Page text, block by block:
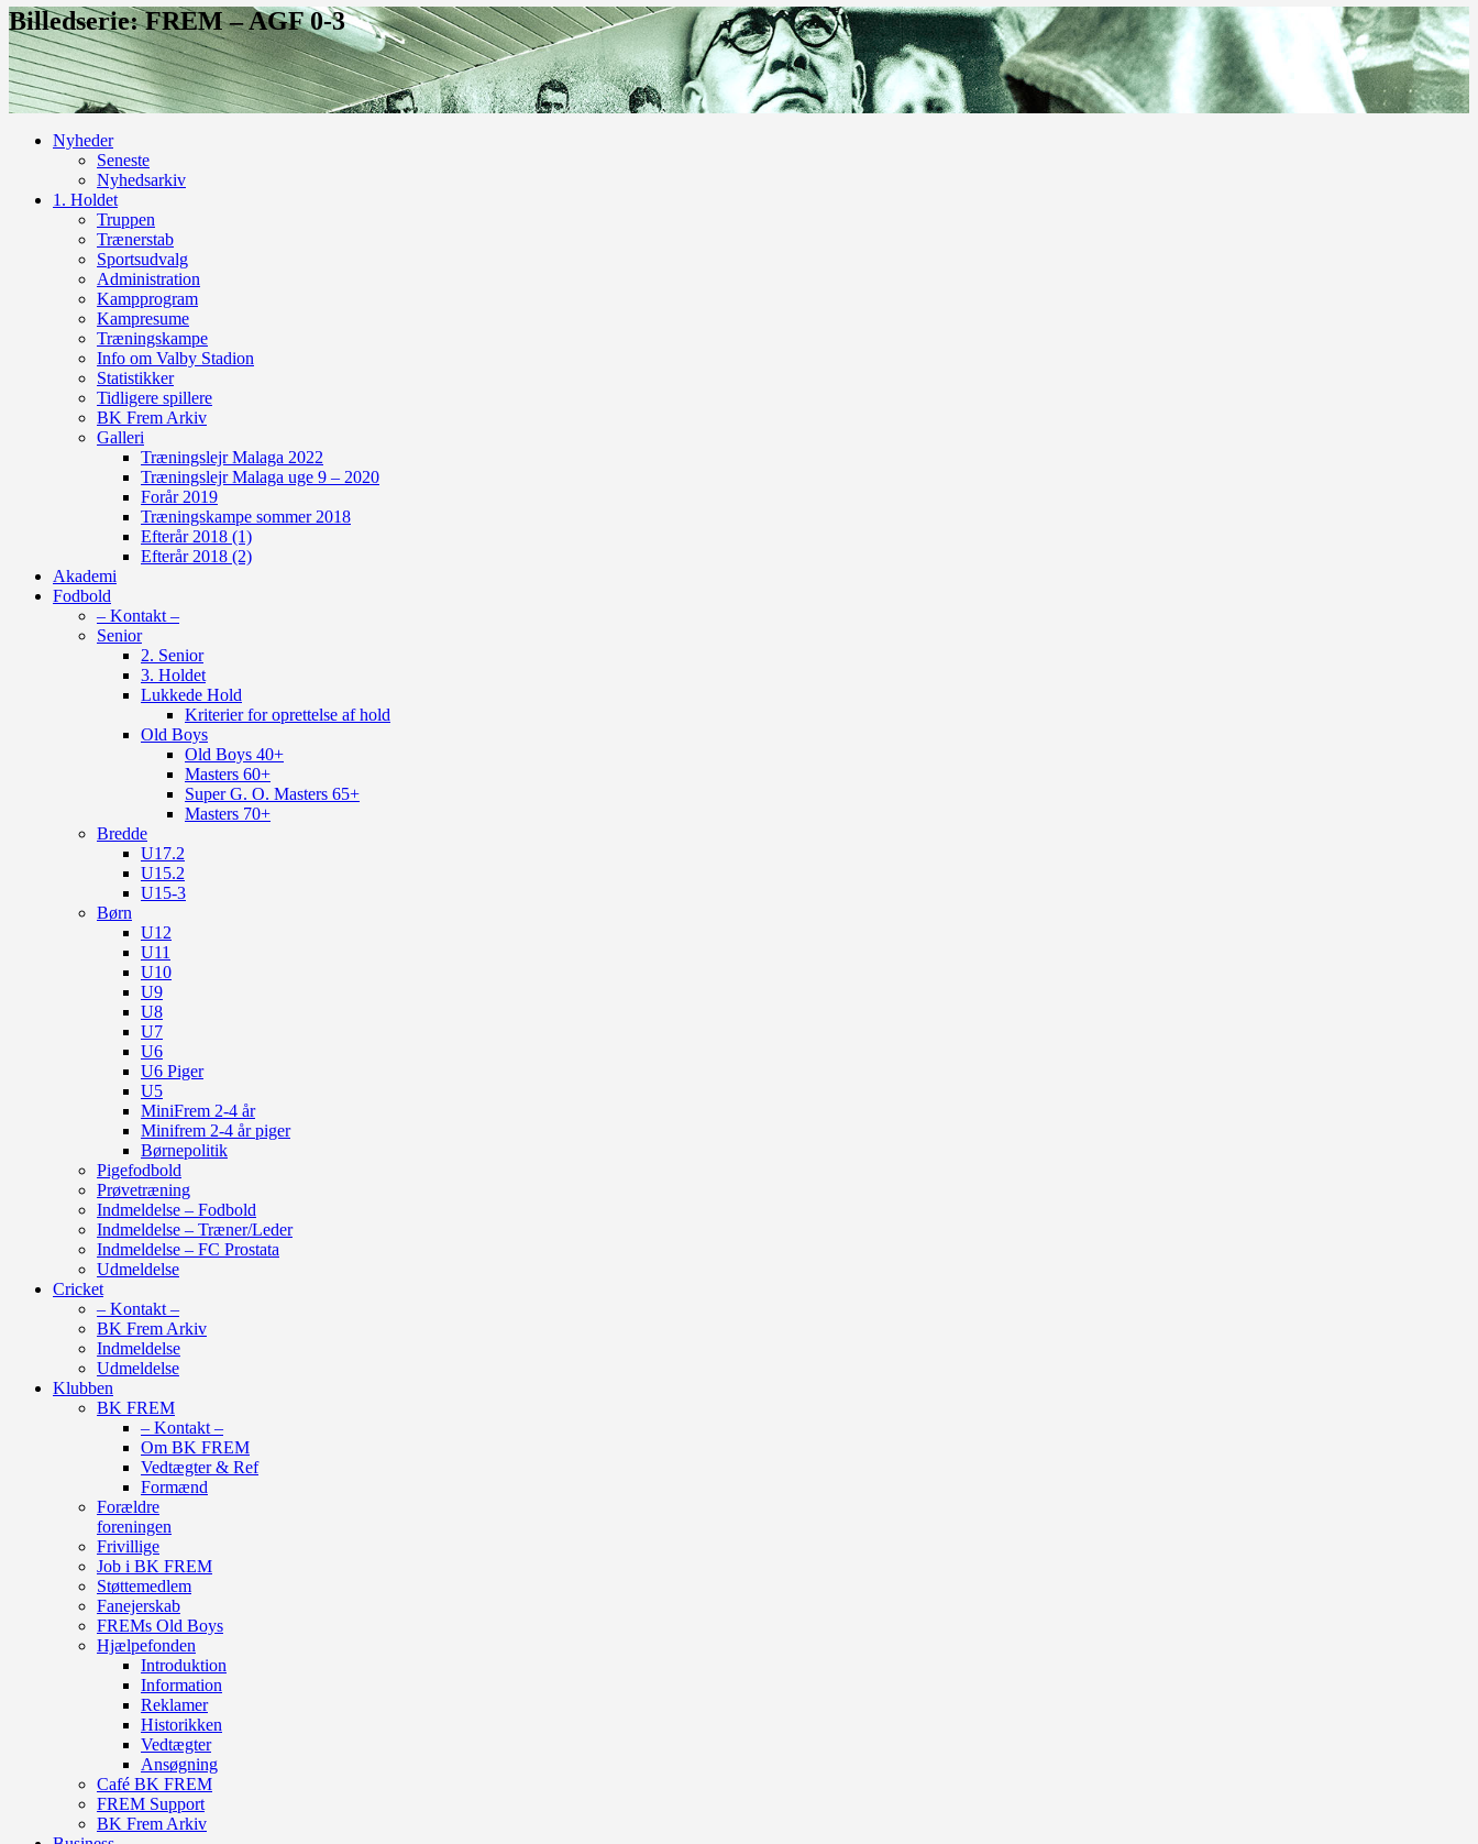
Billedserie: FREM – AGF 0-3
Nyheder
Seneste
Nyhedsarkiv
1. Holdet
Truppen
Trænerstab
Sportsudvalg
Administration
Kampprogram
Kampresume
Træningskampe
Info om Valby Stadion
Statistikker
Tidligere spillere
BK Frem Arkiv
Galleri
Træningslejr Malaga 2022
Træningslejr Malaga uge 9 – 2020
Forår 2019
Træningskampe sommer 2018
Efterår 2018 (1)
Efterår 2018 (2)
Akademi
Fodbold
– Kontakt –
Senior
2. Senior
3. Holdet
Lukkede Hold
Kriterier for oprettelse af hold
Old Boys
Old Boys 40+
Masters 60+
Super G. O. Masters 65+
Masters 70+
Bredde
U17.2
U15.2
U15-3
Børn
U12
U11
U10
U9
U8
U7
U6
U6 Piger
U5
MiniFrem 2-4 år
Minifrem 2-4 år piger
Børnepolitik
Pigefodbold
Prøvetræning
Indmeldelse – Fodbold
Indmeldelse – Træner/Leder
Indmeldelse – FC Prostata
Udmeldelse
Cricket
– Kontakt –
BK Frem Arkiv
Indmeldelse
Udmeldelse
Klubben
BK FREM
– Kontakt –
Om BK FREM
Vedtægter & Ref
Formænd
Forældre
foreningen
Frivillige
Job i BK FREM
Støttemedlem
Fanejerskab
FREMs Old Boys
Hjælpefonden
Introduktion
Information
Reklamer
Historikken
Vedtægter
Ansøgning
Café BK FREM
FREM Support
BK Frem Arkiv